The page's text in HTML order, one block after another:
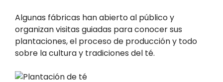
Algunas fábricas han abierto al público y
organizan visitas guiadas para conocer sus
plantaciones, el proceso de producción y todo
sobre la cultura y tradiciones del té.